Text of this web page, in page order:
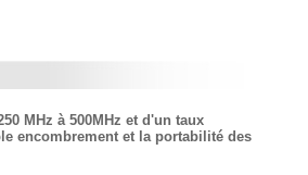
MHz à 500MHz et d'un taux
encombrement et la portabilité des